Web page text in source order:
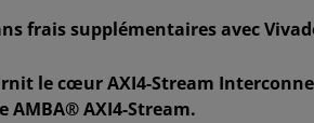
frais supplémentaires avec
le cœur AXI4-Stream
AMBA® AXI4-Stream.